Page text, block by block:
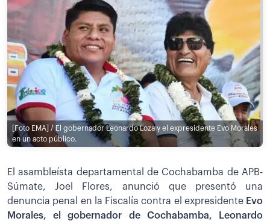
[Foto EMA] / El gobernador Leonardo Loza y el expresidente Evo Morales
en un acto público.
El asambleísta departamental de Cochabamba de APB-
Súmate, Joel Flores, anunció que presentó una
denuncia penal en la Fiscalía contra el expresidenteEvo
Morales, el gobernador de Cochabamba, Leonardo